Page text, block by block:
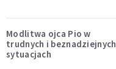
Modlitwa ojca Pio w
trudnych i beznadziejnych
sytuacjach